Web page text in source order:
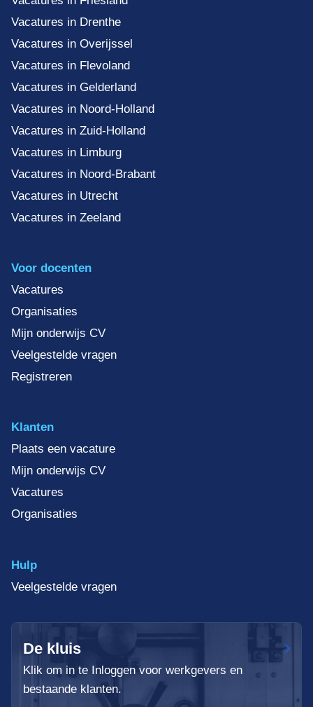
Vacatures in Drenthe
Vacatures in Overijssel
Vacatures in Flevoland
Vacatures in Gelderland
Vacatures in Noord-Holland
Vacatures in Zuid-Holland
Vacatures in Limburg
Vacatures in Noord-Brabant
Vacatures in Utrecht
Vacatures in Zeeland
Voor docenten
Vacatures
Organisaties
Mijn onderwijs CV
Veelgestelde vragen
Registreren
Klanten
Plaats een vacature
Mijn onderwijs CV
Vacatures
Organisaties
Hulp
Veelgestelde vragen
De kluis
Klik om in te Inloggen voor werkgevers en
bestaande klanten.